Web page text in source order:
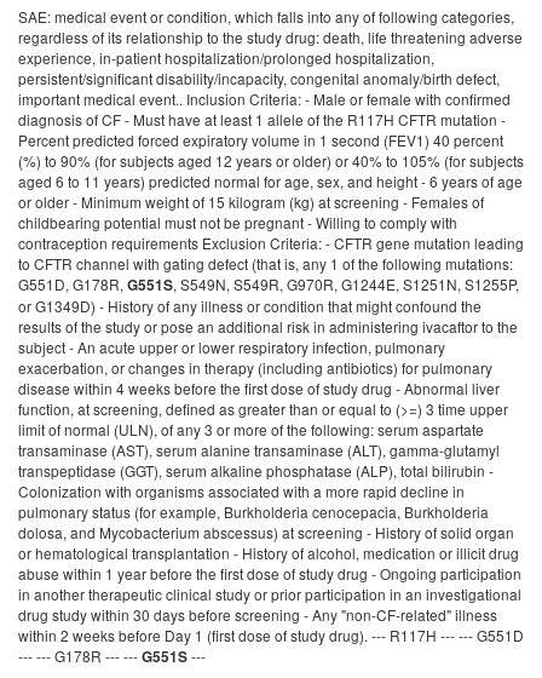
SAE: medical event or condition, which falls into any of following categories,
regardless of its relationship to the study drug: death, life threatening adverse
experience, in-patient hospitalization/prolonged hospitalization,
persistent/significant disability/incapacity, congenital anomaly/birth defect,
important medical event.. Inclusion Criteria: - Male or female with confirmed
diagnosis of CF - Must have at least 1 allele of the R117H CFTR mutation -
Percent predicted forced expiratory volume in 1 second (FEV1) 40 percent
(%) to 90% (for subjects aged 12 years or older) or 40% to 105% (for subjects
aged 6 to 11 years) predicted normal for age, sex, and height - 6 years of age
or older - Minimum weight of 15 kilogram (kg) at screening - Females of
childbearing potential must not be pregnant - Willing to comply with
contraception requirements Exclusion Criteria: - CFTR gene mutation leading
to CFTR channel with gating defect (that is, any 1 of the following mutations:
G551D, G178R, G551S, S549N, S549R, G970R, G1244E, S1251N, S1255P,
or G1349D) - History of any illness or condition that might confound the
results of the study or pose an additional risk in administering ivacaftor to the
subject - An acute upper or lower respiratory infection, pulmonary
exacerbation, or changes in therapy (including antibiotics) for pulmonary
disease within 4 weeks before the first dose of study drug - Abnormal liver
function, at screening, defined as greater than or equal to (>=) 3 time upper
limit of normal (ULN), of any 3 or more of the following: serum aspartate
transaminase (AST), serum alanine transaminase (ALT), gamma-glutamyl
transpeptidase (GGT), serum alkaline phosphatase (ALP), total bilirubin -
Colonization with organisms associated with a more rapid decline in
pulmonary status (for example, Burkholderia cenocepacia, Burkholderia
dolosa, and Mycobacterium abscessus) at screening - History of solid organ
or hematological transplantation - History of alcohol, medication or illicit drug
abuse within 1 year before the first dose of study drug - Ongoing participation
in another therapeutic clinical study or prior participation in an investigational
drug study within 30 days before screening - Any "non-CF-related" illness
within 2 weeks before Day 1 (first dose of study drug). --- R117H --- --- G551D
--- --- G178R --- ---G551S---